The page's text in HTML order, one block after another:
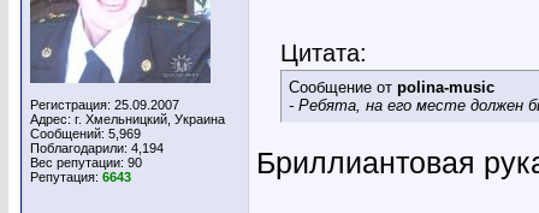
Регистрация: 25.09.2007
Адрес: г. Хмельницкий, Украина
Сообщений: 5,969
Поблагодарили: 4,194
Вес репутации: 90
Репутация: 6643
Цитата:
Сообщение от polina-music
- Ребята, на его месте должен
Бриллиантовая